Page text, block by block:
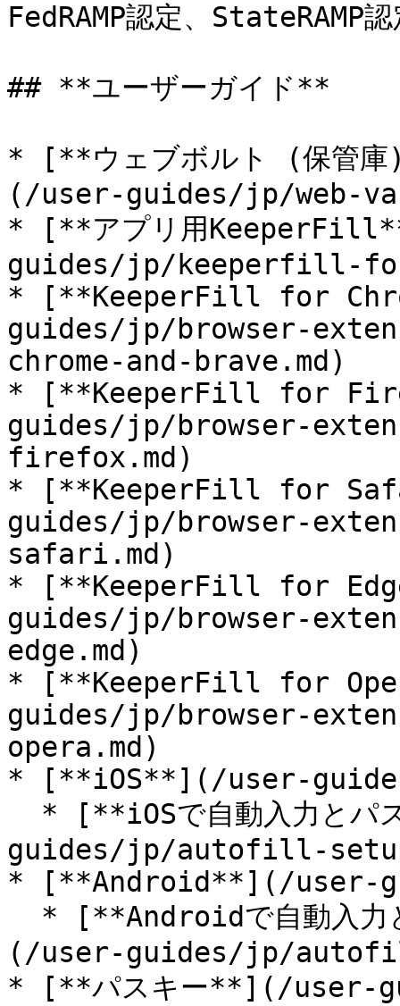
FedRAMP認定、StateRAMP
## **ユーザーガイド**
* [**ウェブボルト (保管庫
(/user-guides/jp/web-
* [**アプリ用
guides/jp/keeperfill-
* [**KeeperFill for
guides/jp/browser-
chrome-and-brave.md)
* [**KeeperFill for
guides/jp/browser-
firefox.md)
* [**KeeperFill for
guides/jp/browser-
safari.md)
* [**KeeperFill for
guides/jp/browser-
edge.md)
* [**KeeperFill for
guides/jp/browser-
opera.md)
* [**iOS**](/user-
guides/jp/autofill-
* [**Android**](/user-
(/user-guides/jp/
* [**パスキー**](/user-